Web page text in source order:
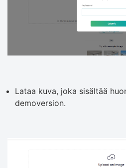
Lataa kuva, joka sisältää
demoversion.